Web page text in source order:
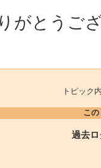
がとうご
トピッ
こ
過去